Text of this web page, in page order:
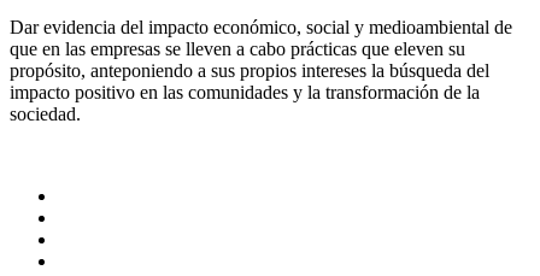
Dar evidencia del impacto económico, social y medioambiental de
que en las empresas se lleven a cabo prácticas que eleven su
propósito, anteponiendo a sus propios intereses la búsqueda del
impacto positivo en las comunidades y la transformación de la
sociedad.